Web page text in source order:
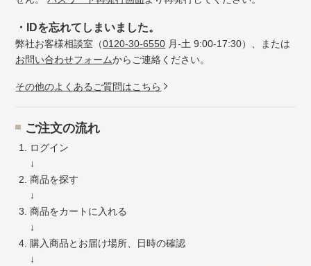
・IDを忘れてしまいました。
弊社お客様相談室（0120-30-6550 月-土 9:00-17:30）、または
お問い合わせフォームからご連絡ください。
その他のよくあるご質問はこちら
ご注文の流れ
ログイン
↓
商品を探す
↓
商品をカートに入れる
↓
購入商品とお届け場所、日時の確認
↓